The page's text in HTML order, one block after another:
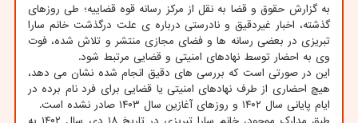
به گزارش حقوق و قضا به نقل از مرکز رسانه قوه قضاییه؛ طی روزهای
گذشته، اخبار غیردقیق و نادرستی درباره ی علت درگذشت خانم سارا
تبریزی در بعضی رسانه ها و فضای مجازی منتشر و تلاش شده، فوت
وی به احضار توسط نهادهای امنیتی و قضایی مرتبط شود.
این در صورتی است که بررسی های دقیق انجام شده نشان می دهد،
هیچ احضاری از طرف نهادهای امنیتی یا قضایی برای فرد نام برده در
ایام پایانی سال ۱۴۰۲ و روزهای آغازین سال ۱۴۰۳ صادر نشده است.